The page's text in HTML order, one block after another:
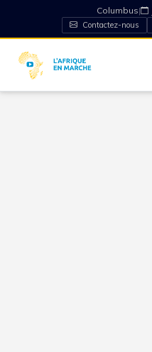
Columbus|
Contactez-nous